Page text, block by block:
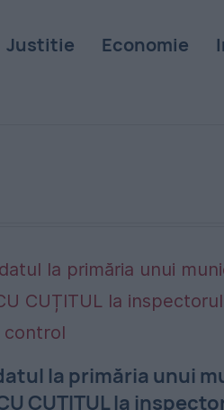
Justitie Economie
la primăria unui
CUȚITUL la